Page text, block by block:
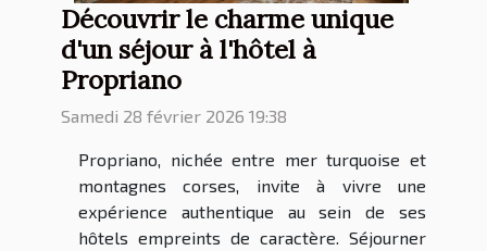
Découvrir le charme unique
d'un séjour à l'hôtel à
Propriano
Samedi 28 février 2026 19:38
Propriano, nichée entre mer turquoise et
montagnes corses, invite à vivre une
expérience authentique au sein de ses
hôtels empreints de caractère. Séjourner